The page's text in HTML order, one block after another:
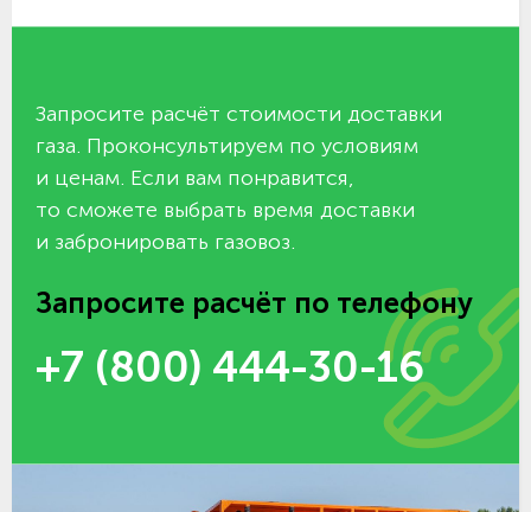
Запросите расчёт стоимости доставки
газа. Проконсультируем по условиям
и ценам. Если вам понравится,
то сможете выбрать время доставки
и забронировать газовоз.
Запросите расчёт по телефону
+7 (800) 444-30-16